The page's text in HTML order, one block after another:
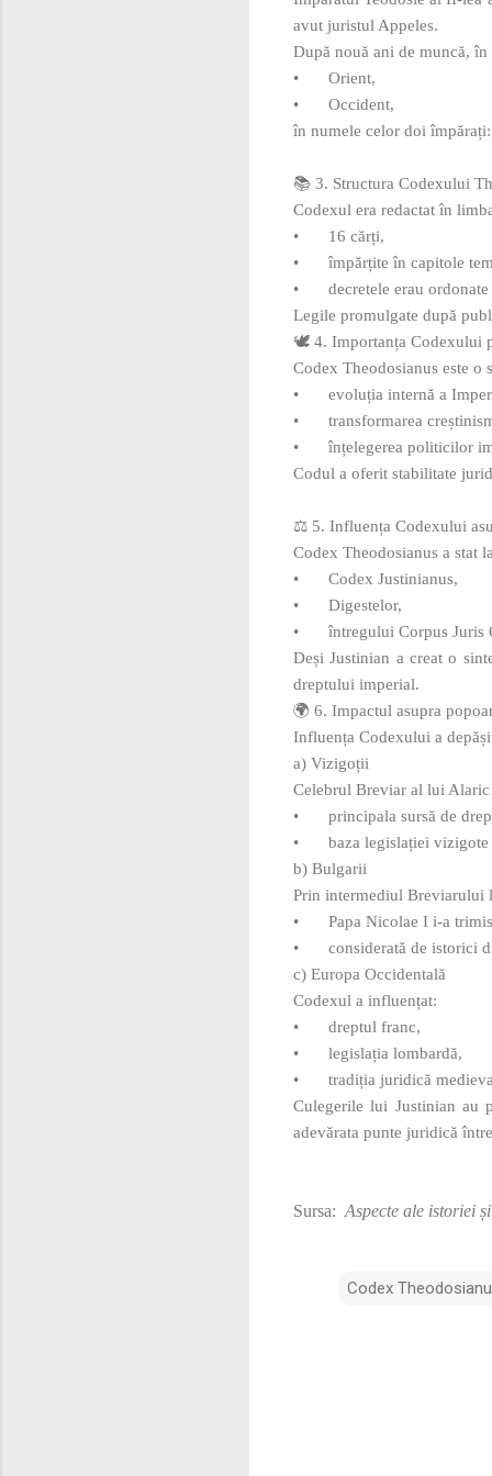
avut juristul Appeles.
După nouă ani de muncă,
•
Orient,
•
Occident,
în numele celor doi
📚 3. Structura Codexului
Codexul era redactat în
•
16 cărți,
•
împărțite în capitole
•
decretele erau
Legile promulgate după
🕊️ 4. Importanța Codexului
Codex Theodosianus este o
•
evoluția internă a
•
transformarea
•
înțelegerea politicilor
Codul a oferit stabilitate
⚖️ 5. Influența Codexului
Codex Theodosianus a stat
•
Codex Justinianus,
•
Digestelor,
•
întregului Corpus Juris
Deși Justinian a creat o
dreptului imperial.
🌍 6. Impactul asupra
Influența Codexului a
a) Vizigoții
Celebrul Breviar al lui Alaric
•
principala sursă de
•
baza legislației
b) Bulgarii
Prin intermediul Breviarului
•
Papa Nicolae I i‑a
•
considerată de istorici
c) Europa Occidentală
Codexul a influențat:
•
dreptul franc,
•
legislația lombardă,
•
tradiția juridică
Culegerile lui Justinian au
adevărata punte juridică
Sursa: Aspecte ale istoriei
Codex